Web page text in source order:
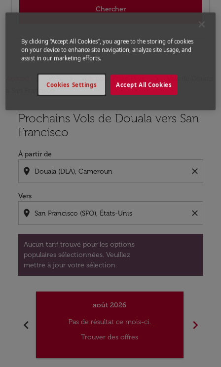
Chercher
Prochains Vols de Douala vers San
Francisco
À partir de
location_on close
Vers
location_on close
Aucun tarif trouvé pour les options
populaires sélectionnées. Veuillez
mettre à jour votre sélection.
Aucun tarif trouvé pour les options populaires
chevron_left
août 2026
Pas de résultat ce mois-ci.
Trouver des offres
chevron_right
By clicking “Accept All Cookies”, you agree to the storing of cookies
on your device to enhance site navigation, analyze site usage, and
assist in our marketing efforts.
Accept All Cookies
Cookies Settings